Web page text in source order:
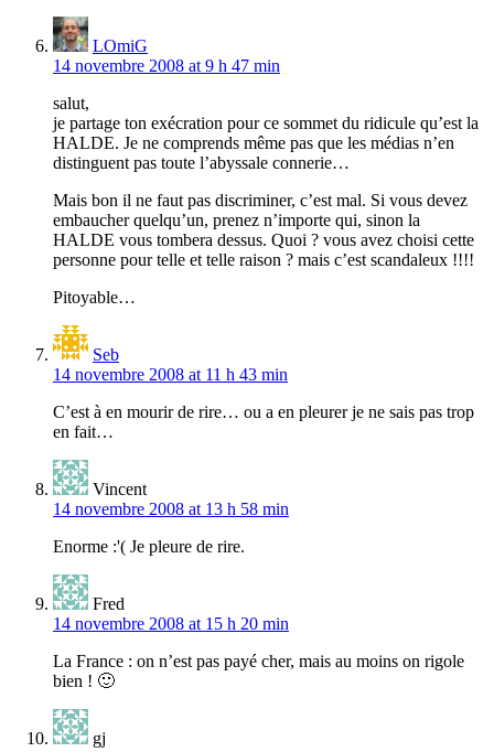
LOmiG
14 novembre 2008 at 9 h 47 min
salut,
je partage ton exécration pour ce sommet du ridicule qu’est la
HALDE. Je ne comprends même pas que les médias n’en
distinguent pas toute l’abyssale connerie…
Mais bon il ne faut pas discriminer, c’est mal. Si vous devez
embaucher quelqu’un, prenez n’importe qui, sinon la
HALDE vous tombera dessus. Quoi ? vous avez choisi cette
personne pour telle et telle raison ? mais c’est scandaleux !!!!
Pitoyable…
Seb
14 novembre 2008 at 11 h 43 min
C’est à en mourir de rire… ou a en pleurer je ne sais pas trop
en fait…
Vincent
14 novembre 2008 at 13 h 58 min
Enorme :'( Je pleure de rire.
Fred
14 novembre 2008 at 15 h 20 min
La France : on n’est pas payé cher, mais au moins on rigole
bien ! 🙂
gj